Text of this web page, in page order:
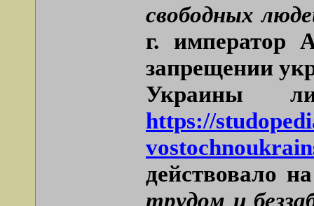
свободных
г. император
запрещении
Украины
https://
действовало
трудом и